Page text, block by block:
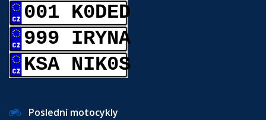
001 K0DED
999 IRYNA
KSA NIK0S
Poslední motocykly